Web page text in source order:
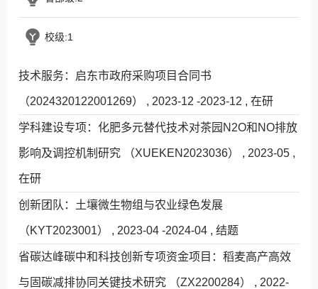
校级:1
技术服务：启东市政府采购项目合同书
（2024320122001269） , 2023-12 -2023-12 , 在研
学科建设专项：化肥多元替代技术对茶园N2O和NO排放
影响及调控机制研究 （XUEKEN2023036） , 2023-05 ,
在研
创新团队：土壤微生物组与农业绿色发展
（KYT2023001） , 2023-04 -2024-04 , 结题
省碳达峰碳中和科技创新专项资金项目：稻麦高产高效
与固碳减排协同关键技术研究 （ZX2200284） , 2022-